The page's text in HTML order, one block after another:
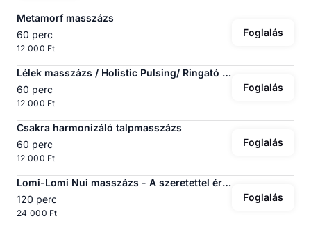
Metamorf masszázs
60 perc
12 000 Ft
Foglalás
Lélek masszázs / Holistic Pulsing/ Ringató masszázs
60 perc
12 000 Ft
Foglalás
Csakra harmonizáló talpmasszázs
60 perc
12 000 Ft
Foglalás
Lomi-Lomi Nui masszázs - A szeretettel érintés
120 perc
24 000 Ft
Foglalás